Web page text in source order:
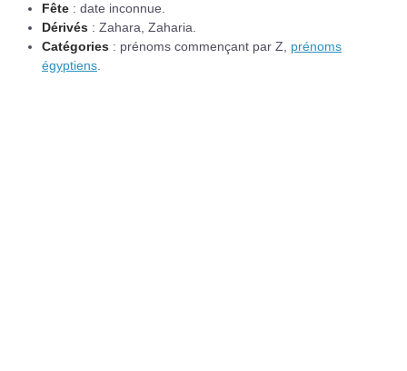
Fête : date inconnue.
Dérivés : Zahara, Zaharia.
Catégories : prénoms commençant par Z, prénoms
égyptiens